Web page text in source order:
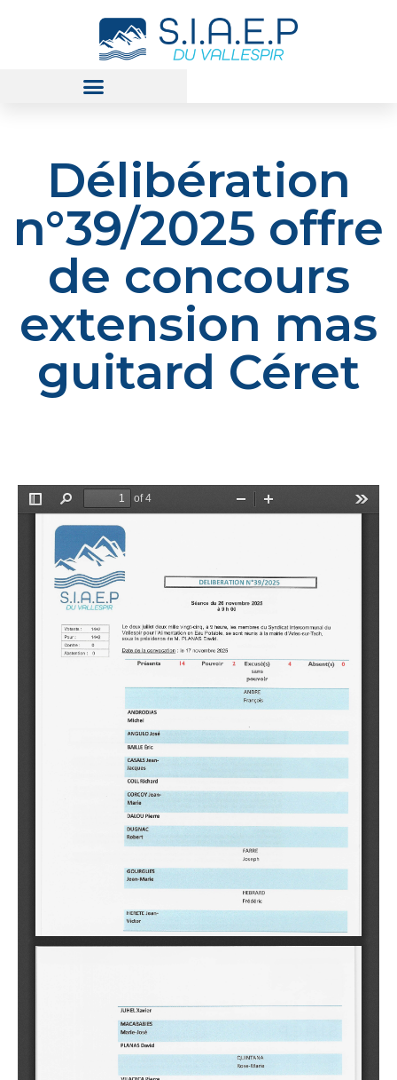
Délibération
n°39/2025 offre
de concours
extension mas
guitard Céret